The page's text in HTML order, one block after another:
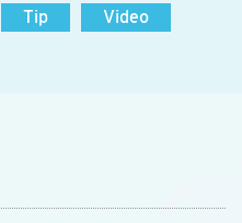
Tip
Video